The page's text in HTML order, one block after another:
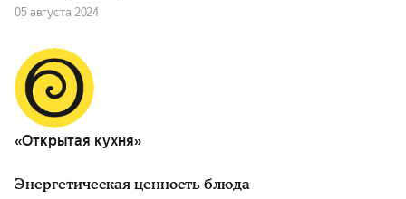
05 августа 2024
«Открытая кухня»
Энергетическая ценность блюда